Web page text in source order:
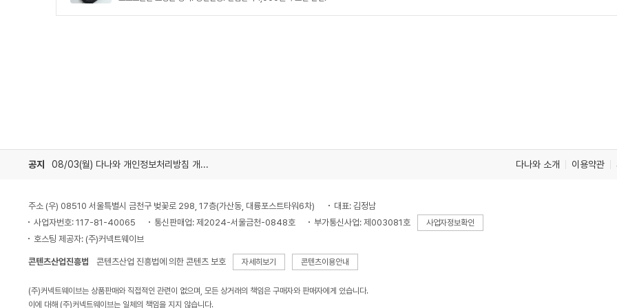
공지 08/03(월) 다나와 개인정보처리방침 개정 안내 다나와 소개 이용약관
주소 (우) 08510 서울특별시 금천구 벚꽃로 298, 17층(가산동, 대륭포스트타워6차)
대표: 김정남
사업자번호: 117-81-40065
통신판매업: 제2024-서울금천-0848호 부가통신사업: 제003081호 사업자정보확인
호스팅 제공자: (주)커넥트웨이브
콘텐츠산업진흥법 콘텐츠산업 진흥법에 의한 콘텐츠 보호 자세히보기 콘텐츠이용안내
(주)커넥트웨이브는 상품판매와 직접적인 관련이 없으며, 모든 상거래의 책임은 구매자와 판매자에게 있습니다.
이에 대해 (주)커넥트웨이브는 일체의 책임을 지지 않습니다.